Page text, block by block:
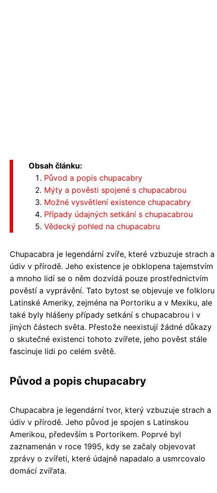
Obsah článku:
Původ a popis chupacabry
Mýty a pověsti spojené s chupacabrou
Možné vysvětlení existence chupacabry
Případy údajných setkání s chupacabrou
Vědecký pohled na chupacabru
Chupacabra je legendární zvíře, které vzbuzuje strach a
údiv v přírodě. Jeho existence je obklopena tajemstvím
a mnoho lidí se o něm dozvídá pouze prostřednictvím
pověstí a vyprávění. Tato bytost se objevuje ve folkloru
Latinské Ameriky, zejména na Portoriku a v Mexiku, ale
také byly hlášeny případy setkání s chupacabrou i v
jiných částech světa. Přestože neexistují žádné důkazy
o skutečné existenci tohoto zvířete, jeho pověst stále
fascinuje lidi po celém světě.
Původ a popis chupacabry
Chupacabra je legendární tvor, který vzbuzuje strach a
údiv v přírodě. Jeho původ je spojen s Latinskou
Amerikou, především s Portorikem. Poprvé byl
zaznamenán v roce 1995, kdy se začaly objevovat
zprávy o zvířeti, které údajně napadalo a usmrcovalo
domácí zvířata.